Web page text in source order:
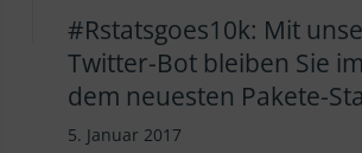
#Rstatsgoes10k: Mit
Twitter-Bot bleiben Sie
dem neuesten Pakete-
5. Januar 2017